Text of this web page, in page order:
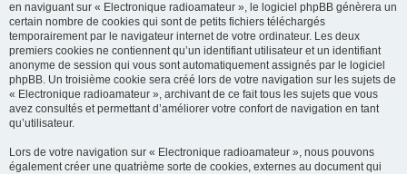
en naviguant sur « Electronique radioamateur », le logiciel phpBB génèrera un
certain nombre de cookies qui sont de petits fichiers téléchargés
temporairement par le navigateur internet de votre ordinateur. Les deux
premiers cookies ne contiennent qu’un identifiant utilisateur et un identifiant
anonyme de session qui vous sont automatiquement assignés par le logiciel
phpBB. Un troisième cookie sera créé lors de votre navigation sur les sujets de
« Electronique radioamateur », archivant de ce fait tous les sujets que vous
avez consultés et permettant d’améliorer votre confort de navigation en tant
qu’utilisateur.
Lors de votre navigation sur « Electronique radioamateur », nous pouvons
également créer une quatrième sorte de cookies, externes au document qui